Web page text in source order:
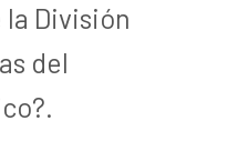
División
del